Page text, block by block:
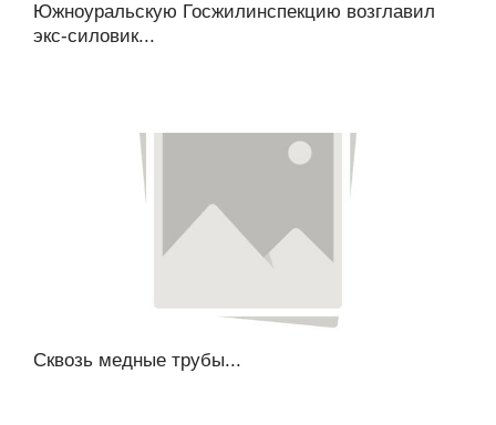
Южноуральскую Госжилинспекцию возглавил
экс-силовик...
Сквозь медные трубы...